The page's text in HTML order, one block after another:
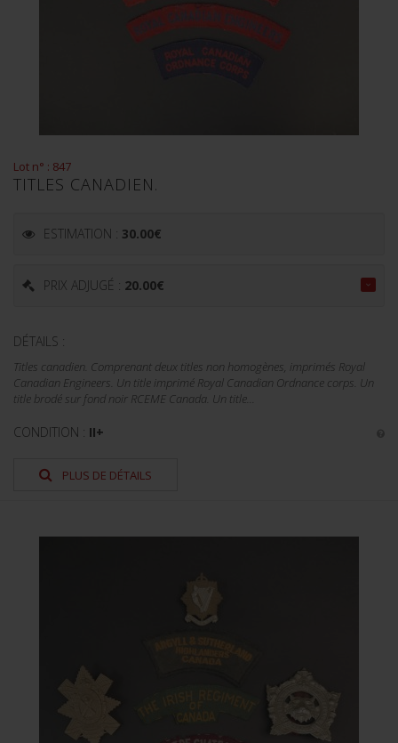
Lot n° : 847
TITLES CANADIEN.
ESTIMATION : 30.00€
PRIX ADJUGÉ : 20.00€
DÉTAILS :
Titles canadien. Comprenant deux titles non homogènes, imprimés Royal
Canadian Engineers. Un title imprimé Royal Canadian Ordnance corps. Un
title brodé sur fond noir RCEME Canada. Un title...
CONDITION : II+
PLUS DE DÉTAILS